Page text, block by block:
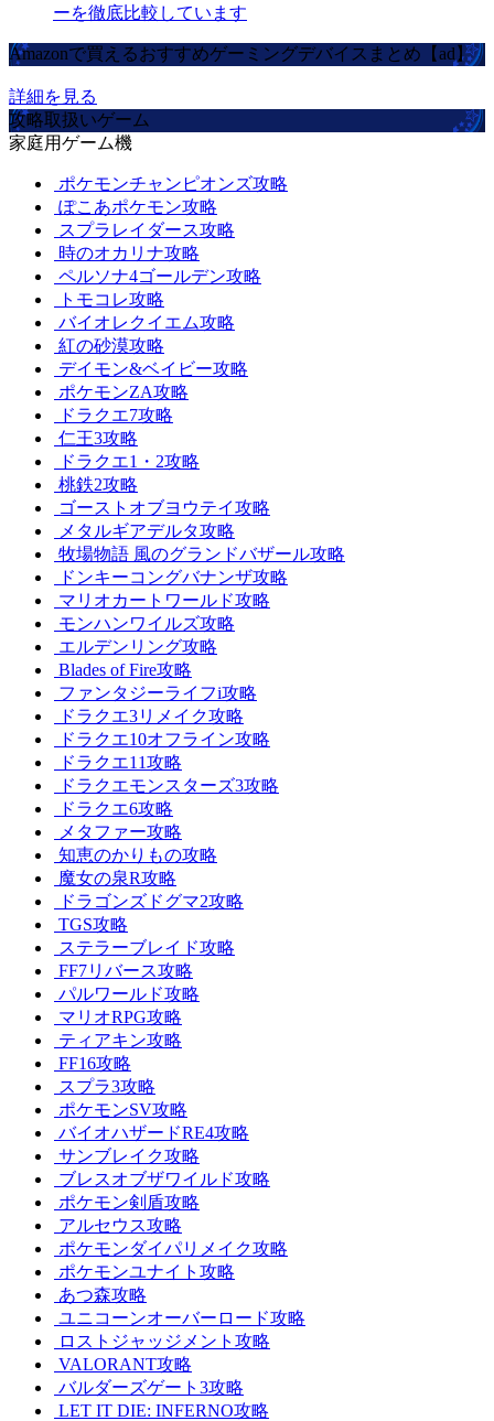
ーを徹底比較しています
Amazonで買えるおすすめゲーミングデバイスまとめ【ad】
詳細を見る
攻略取扱いゲーム
家庭用ゲーム機
ポケモンチャンピオンズ攻略
ぽこあポケモン攻略
スプラレイダース攻略
時のオカリナ攻略
ペルソナ4ゴールデン攻略
トモコレ攻略
バイオレクイエム攻略
紅の砂漠攻略
デイモン&ベイビー攻略
ポケモンZA攻略
ドラクエ7攻略
仁王3攻略
ドラクエ1・2攻略
桃鉄2攻略
ゴーストオブヨウテイ攻略
メタルギアデルタ攻略
牧場物語 風のグランドバザール攻略
ドンキーコングバナンザ攻略
マリオカートワールド攻略
モンハンワイルズ攻略
エルデンリング攻略
Blades of Fire攻略
ファンタジーライフi攻略
ドラクエ3リメイク攻略
ドラクエ10オフライン攻略
ドラクエ11攻略
ドラクエモンスターズ3攻略
ドラクエ6攻略
メタファー攻略
知恵のかりもの攻略
魔女の泉R攻略
ドラゴンズドグマ2攻略
TGS攻略
ステラーブレイド攻略
FF7リバース攻略
パルワールド攻略
マリオRPG攻略
ティアキン攻略
FF16攻略
スプラ3攻略
ポケモンSV攻略
バイオハザードRE4攻略
サンブレイク攻略
ブレスオブザワイルド攻略
ポケモン剣盾攻略
アルセウス攻略
ポケモンダイパリメイク攻略
ポケモンユナイト攻略
あつ森攻略
ユニコーンオーバーロード攻略
ロストジャッジメント攻略
VALORANT攻略
バルダーズゲート3攻略
LET IT DIE: INFERNO攻略